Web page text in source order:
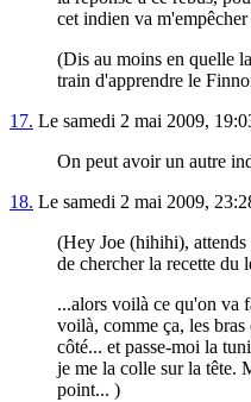
cet indien va
(Dis au moins en quelle
train d'apprendre le
17. Le samedi 2 mai 2009,
On peut avoir un autre
18. Le samedi 2 mai 2009,
(Hey Joe (hihihi),
de chercher la recette du
...alors voilà ce qu'on va
voilà, comme ça, les
côté... et passe-moi la
je me la colle sur la tête.
point... )